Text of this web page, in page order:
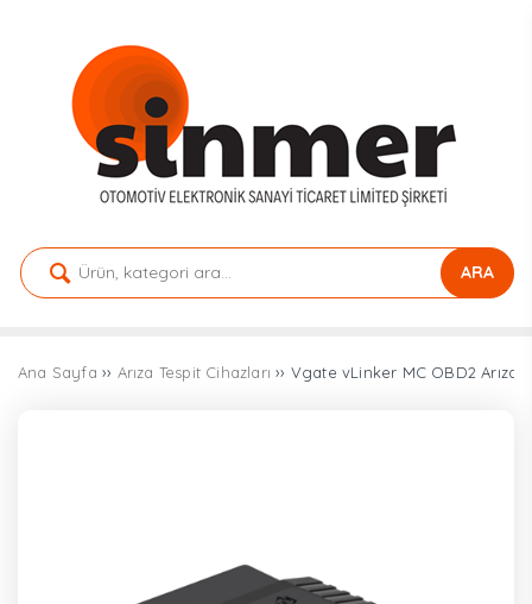
ARA
Ana Sayfa ›› Arıza Tespit Cihazları ›› Vgate vLinker MC OBD2 Arıza